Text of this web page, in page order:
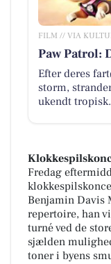
FILM // VIA
Paw Patrol:
Efter deres
storm,
ukendt
Fredag
Benjamin Davis
repertoire, han
turné ved de
sjælden
toner i byens